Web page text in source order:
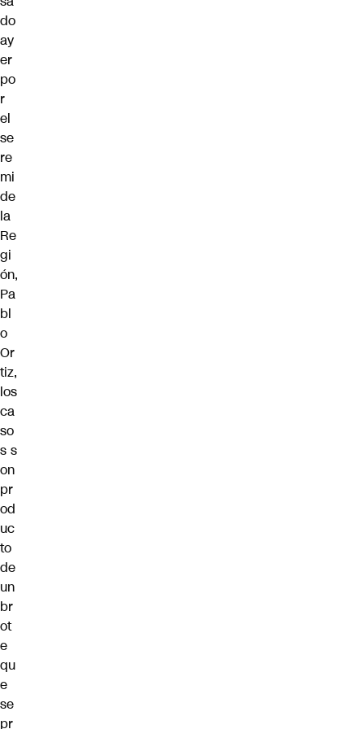
do
ay
er
po
r
el
se
re
mi
de
la
Re
gi
ón,
Pa
bl
o
Or
tiz,
los
ca
so
s s
on
pr
od
uc
to
de
un
br
ot
e
qu
e
se
pr